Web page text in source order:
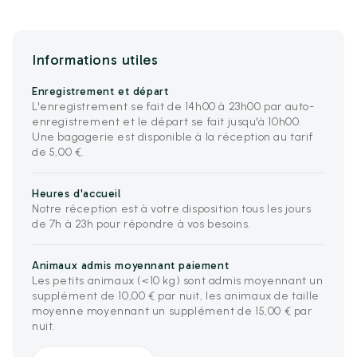
Informations utiles
Enregistrement et départ
L'enregistrement se fait de 14h00 à 23h00 par auto-
enregistrement et le départ se fait jusqu'à 10h00.
Une bagagerie est disponible à la réception au tarif
de 5,00 €.
Heures d'accueil
Notre réception est à votre disposition tous les jours
de 7h à 23h pour répondre à vos besoins.
Animaux admis moyennant paiement
Les petits animaux (<10 kg) sont admis moyennant un
supplément de 10,00 € par nuit, les animaux de taille
moyenne moyennant un supplément de 15,00 € par
nuit.